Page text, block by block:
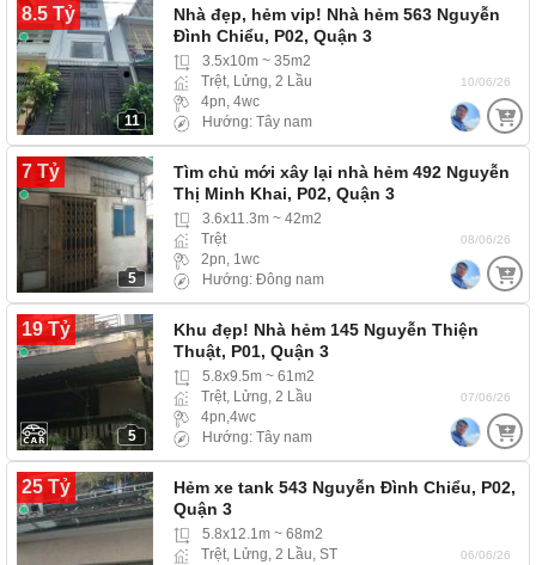
8.5 Tỷ
11
Nhà đẹp, hẻm vip! Nhà hẻm 563 Nguyễn
Đình Chiểu, P02, Quận 3
3.5x10m ~ 35m2
Trệt, Lửng, 2 Lầu
4pn, 4wc
Hướng: Tây nam
10/06/26
7 Tỷ
5
Tìm chủ mới xây lại nhà hẻm 492 Nguyễn
Thị Minh Khai, P02, Quận 3
3.6x11.3m ~ 42m2
Trệt
2pn, 1wc
Hướng: Đông nam
08/06/26
19 Tỷ
5
Khu đẹp! Nhà hẻm 145 Nguyễn Thiện
Thuật, P01, Quận 3
5.8x9.5m ~ 61m2
Trệt, Lửng, 2 Lầu
4pn,4wc
Hướng: Tây nam
07/06/26
25 Tỷ
Hẻm xe tank 543 Nguyễn Đình Chiểu, P02,
Quận 3
5.8x12.1m ~ 68m2
Trệt, Lửng, 2 Lầu, ST
06/06/26